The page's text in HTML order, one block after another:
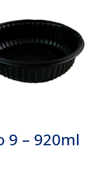
9 – 920ml